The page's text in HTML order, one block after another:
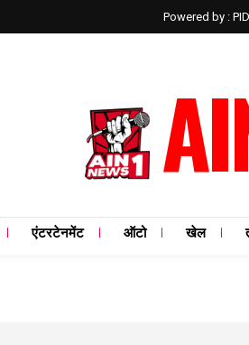
Powered by :
एंटरटेनमेंट ऑटो खेल